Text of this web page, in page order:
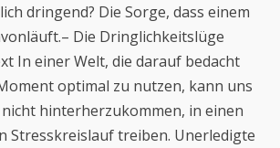
dringend? Die Sorge, dass einem
Die Dringlichkeitslüge
In einer Welt, die darauf bedacht
optimal zu nutzen, kann uns
hinterherzukommen, in einen
Stresskreislauf treiben. Unerledigte